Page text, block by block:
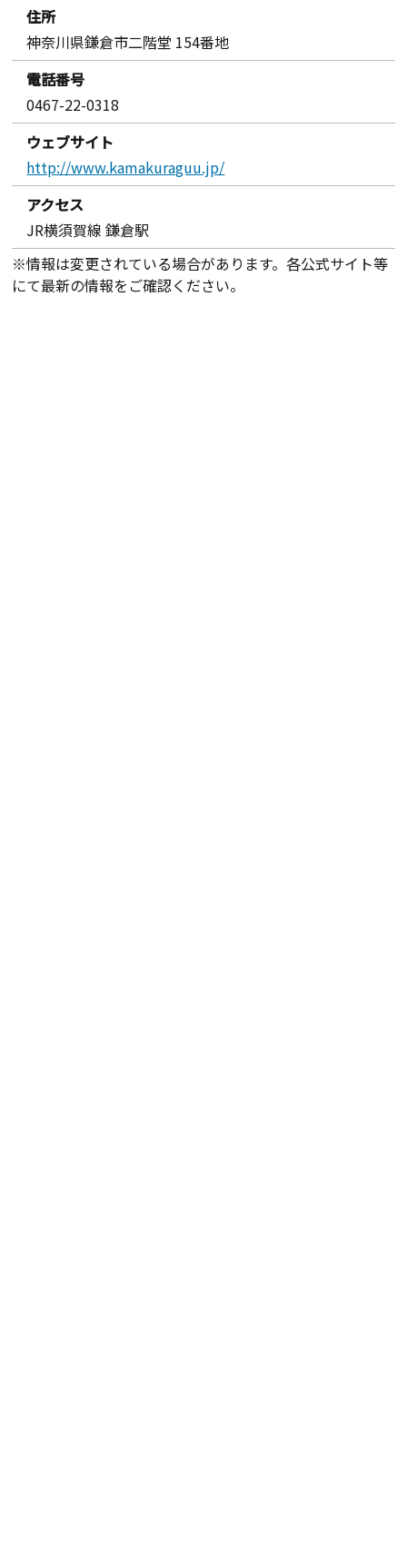
住所
神奈川県鎌倉市二階堂 154番地
電話番号
0467-22-0318
ウェブサイト
http://www.kamakuraguu.jp/
アクセス
JR横須賀線 鎌倉駅
※情報は変更されている場合があります。各公式サイト等
にて最新の情報をご確認ください。